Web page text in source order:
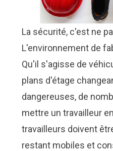
La sécurité, c'est ne
L'environnement de
Qu'il s'agisse de
plans d'étage
dangereuses, de
mettre un travailleur
travailleurs doivent
restant mobiles et